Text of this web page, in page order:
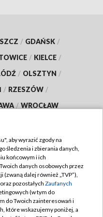
/ GDAŃSK /
/ KIELCE /
/ OLSZTYN /
/ RZESZÓW /
/ WROCŁAW
TVP
aby wyrazić zgody na
śledzenia i zbierania danych,
końcowym i ich
danych osobowych przez
(zwaną dalej również „TVP”),
oraz pozostałych Zaufanych
(w tym do
do Twoich zainteresowań i
które wskazujemy poniżej, a